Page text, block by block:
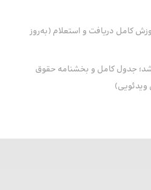
کامل دریافت و استعلام (به‌روز
1405 اعلام شد؛ جدول کامل و بخشنامه حقوق